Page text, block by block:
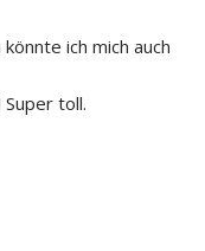
ich mich auch
toll.